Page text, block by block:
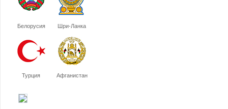
Белорусия Шри-Ланка
Турция Афганистан